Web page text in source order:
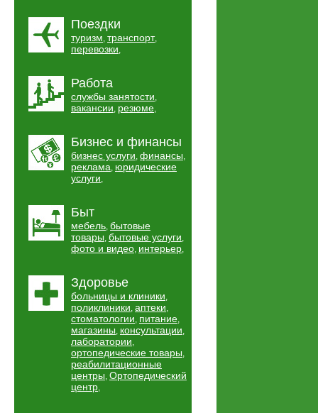
Поездки
туризм, транспорт,
перевозки,
Работа
службы занятости,
вакансии, резюме,
Бизнес и финансы
бизнес услуги, финансы,
реклама, юридические
услуги,
Быт
мебель, бытовые
товары, бытовые услуги,
фото и видео, интерьер,
Здоровье
больницы и клиники,
поликлиники, аптеки,
стоматологии, питание,
магазины, консультации,
лаборатории,
ортопедические товары,
реабилитационные
центры, Ортопедический
центр,